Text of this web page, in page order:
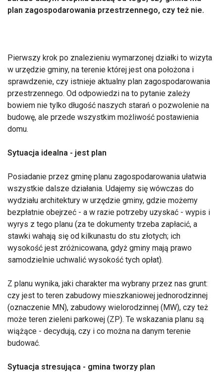
plan zagospodarowania przestrzennego, czy też nie.
Pierwszy krok po znalezieniu wymarzonej działki to wizyta
w urzędzie gminy, na terenie której jest ona położona i
sprawdzenie, czy istnieje aktualny plan zagospodarowania
przestrzennego. Od odpowiedzi na to pytanie zależy
bowiem nie tylko długość naszych starań o pozwolenie na
budowę, ale przede wszystkim możliwość postawienia
domu.
Sytuacja idealna - jest plan
Posiadanie przez gminę planu zagospodarowania ułatwia
wszystkie dalsze działania. Udajemy się wówczas do
wydziału architektury w urzędzie gminy, gdzie możemy
bezpłatnie obejrzeć - a w razie potrzeby uzyskać - wypis i
wyrys z tego planu (za te dokumenty trzeba zapłacić, a
stawki wahają się od kilkunastu do stu złotych; ich
wysokość jest zróżnicowana, gdyż gminy mają prawo
samodzielnie uchwalić wysokość tych opłat).
Z planu wynika, jaki charakter ma wybrany przez nas grunt:
czy jest to teren zabudowy mieszkaniowej jednorodzinnej
(oznaczenie MN), zabudowy wielorodzinnej (MW), czy też
może teren zieleni parkowej (ZP). Te wskazania planu są
wiążące - decydują, czy i co można na danym terenie
budować.
Sytuacja stresująca - gmina tworzy plan